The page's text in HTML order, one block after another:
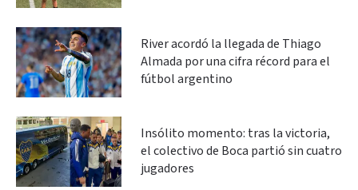
River acordó la llegada de Thiago
Almada por una cifra récord para el
fútbol argentino
Insólito momento: tras la victoria,
el colectivo de Boca partió sin cuatro
jugadores